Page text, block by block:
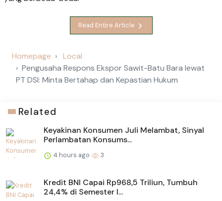
Read Entire Article
Homepage
Local
Pengusaha Respons Ekspor Sawit-Batu Bara lewat
PT DSI: Minta Bertahap dan Kepastian Hukum
Related
Keyakinan Konsumen Juli Melambat, Sinyal
Perlambatan Konsums...
4 hours ago 3
Kredit BNI Capai Rp968,5 Triliun, Tumbuh
24,4% di Semester I...